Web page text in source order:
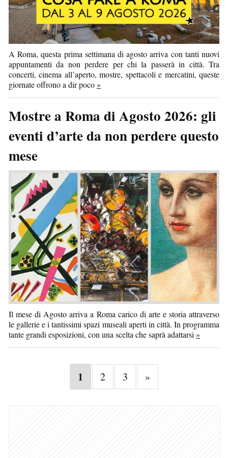
A Roma, questa prima settimana di agosto arriva con tanti nuovi
appuntamenti da non perdere per chi la passerà in città. Tra
concerti, cinema all’aperto, mostre, spettacoli e mercatini, queste
giornate offrono a dir poco»
Mostre a Roma di Agosto 2026: gli
eventi d’arte da non perdere questo
mese
Il mese di Agosto arriva a Roma carico di arte e storia attraverso
le gallerie e i tantissimi spazi museali aperti in città. In programma
tante grandi esposizioni, con una scelta che saprà adattarsi »
1 2 3 »